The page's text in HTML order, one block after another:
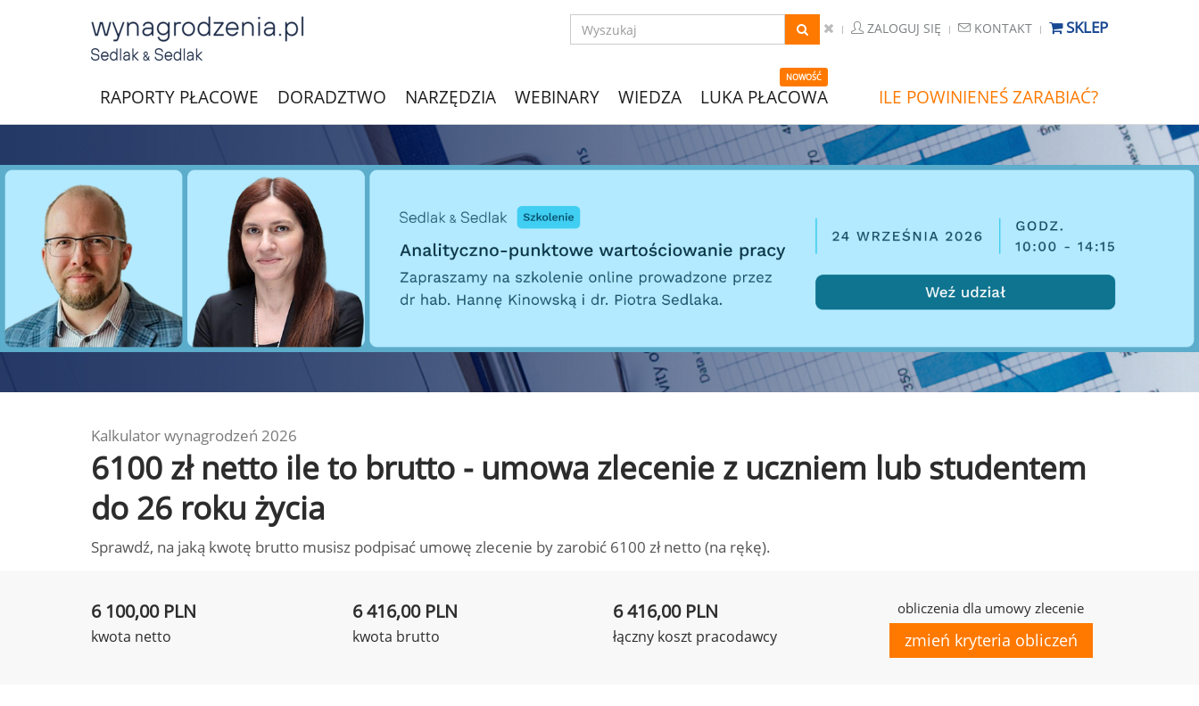
ZALOGUJ SIĘ KONTAKT SKLEP
RAPORTY PŁACOWE DORADZTWO NARZĘDZIA WEBINARY WIEDZA
NOWOŚĆ
LUKA PŁACOWA ILE POWINIENEŚ ZARABIAĆ?
Kalkulator wynagrodzeń 2026
6100 zł netto ile to brutto - umowa zlecenie z uczniem lub studentem
do 26 roku życia
Sprawdź, na jaką kwotę brutto musisz podpisać umowę zlecenie by zarobić 6100 zł netto (na rękę).
6 100,00 PLN
kwota netto
6 416,00 PLN
kwota brutto
6 416,00 PLN
łączny koszt pracodawcy
obliczenia dla umowy zlecenie
zmień kryteria obliczeń